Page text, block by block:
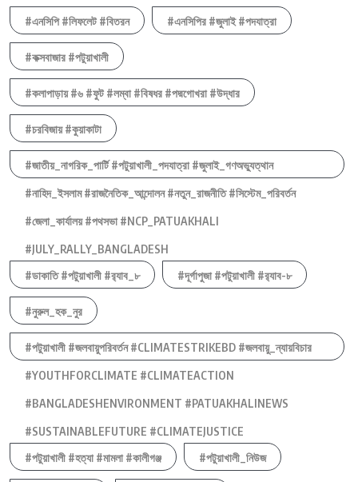
#এনসিপি #লিফলেট #বিতরন #এনসিপির #জুলাই #পদযাত্রা
#কক্সবাজার #পটুয়াখালী
#কলাপাড়ায় #৬ #ফুট #লম্বা #বিষধর #পদ্মগোখরা #উদ্ধার
#চরবিজায় #কুয়াকাটা
#জাতীয়_নাগরিক_পার্টি #পটুয়াখালী_পদযাত্রা #জুলাই_গণঅভ্যুত্থান
#নাহিদ_ইসলাম #রাজনৈতিক_আন্দোলন #নতুন_রাজনীতি #সিস্টেম_পরিবর্তন
#জেলা_কার্যালয় #পথসভা #NCP_PATUAKHALI
#JULY_RALLY_BANGLADESH
#ডাকাতি #পটুয়াখালী #র‍্যাব_৮
#দূর্গাপুজা #পটুয়াখালী #র‍্যাব-৮
#নুরুল_হক_নুর
#পটুয়াখালী #জলবায়ুপরিবর্তন #CLIMATESTRIKEBD #জলবায়ু_ন্যায়বিচার
#YOUTHFORCLIMATE #CLIMATEACTION
#BANGLADESHENVIRONMENT #PATUAKHALINEWS
#SUSTAINABLEFUTURE #CLIMATEJUSTICE
#পটুয়াখালী #হত্যা #মামলা #কালীগঞ্জ
#পটুয়াখালী_নিউজ